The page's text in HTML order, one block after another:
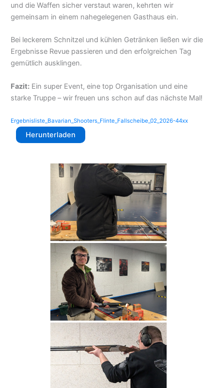
und die Waffen sicher verstaut waren, kehrten wir
gemeinsam in einem nahegelegenen Gasthaus ein.
Bei leckerem Schnitzel und kühlen Getränken ließen wir die
Ergebnisse Revue passieren und den erfolgreichen Tag
gemütlich ausklingen.
Fazit: Ein super Event, eine top Organisation und eine
starke Truppe – wir freuen uns schon auf das nächste Mal!
Ergebnisliste_Bavarian_Shooters_Flinte_Fallscheibe_02_2026-44xx
Herunterladen